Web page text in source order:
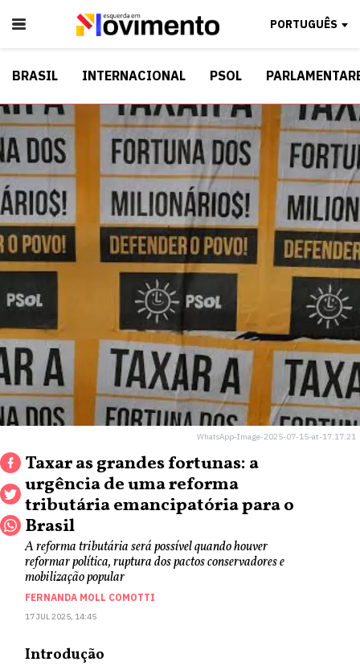
PORTUGUÊS
BRASIL INTERNACIONAL PSOL
WhatsApp-Image-2025-07-15-at-17.17.21
Taxar as grandes fortunas: a
urgência de uma reforma
tributária emancipatória para o
Brasil
A reforma tributária será possível quando houver
reformar política, ruptura dos pactos conservadores e
mobilização popular
FERNANDA MOLL COMOTTI
17 JUL 2025, 14:45
Introdução